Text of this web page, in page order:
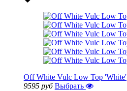
Off White Vulc Low Top 'White'
9595 руб Выбрать